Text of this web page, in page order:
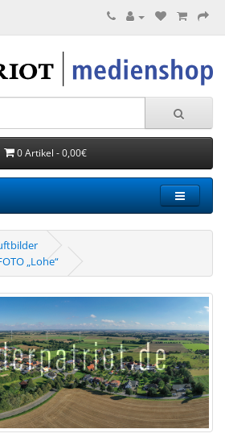
0 Artikel - 0,00€
„Lohe“